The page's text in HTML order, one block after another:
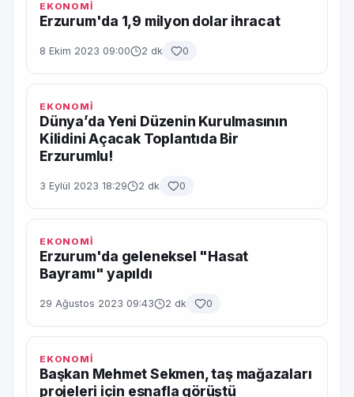
EKONOMİ
Erzurum'da 1,9 milyon dolar ihracat
8 Ekim 2023 09:00 2 dk 0
EKONOMİ
Dünya’da Yeni Düzenin Kurulmasının
Kilidini Açacak Toplantıda Bir
Erzurumlu!
3 Eylül 2023 18:29 2 dk 0
EKONOMİ
Erzurum'da geleneksel "Hasat
Bayramı" yapıldı
29 Ağustos 2023 09:43 2 dk 0
EKONOMİ
Başkan Mehmet Sekmen, taş mağazaları
projeleri için esnafla görüştü